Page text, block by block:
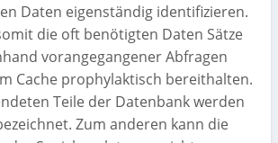
Daten eigenständig identifizieren.
die oft benötigten Daten Sätze
vorangegangener Abfragen
Cache prophylaktisch bereithalten.
Teile der Datenbank werden
Zum anderen kann die